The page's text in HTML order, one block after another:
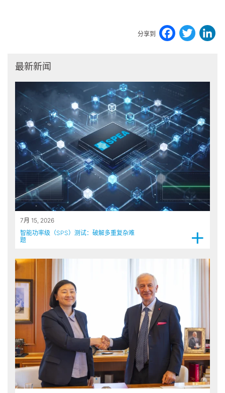
分享到
最新新闻
7月 15, 2026
智能功率级（SPS）测试：破解多重复杂难
题
+